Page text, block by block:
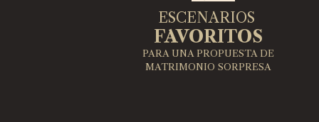
ESCENARIOS
FAVORITOS
PARA UNA PROPUESTA DE
MATRIMONIO SORPRESA